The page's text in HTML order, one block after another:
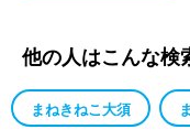
他の人はこんな検
まねきねこ大須